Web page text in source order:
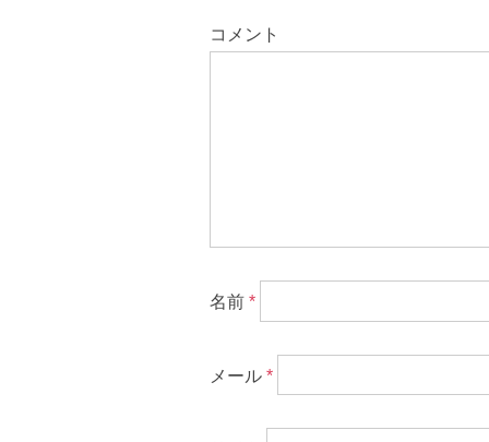
コメント
名前 *
メール *